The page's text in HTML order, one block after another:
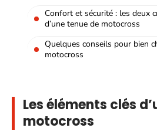
Confort et sécurité : les deux
d’une tenue de motocross
Quelques conseils pour bien
motocross
Les éléments clés
motocross